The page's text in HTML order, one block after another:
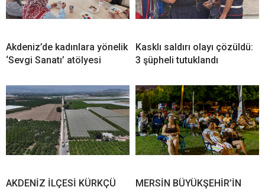
Akdeniz’de kadınlara yönelik
‘Sevgi Sanatı’ atölyesi
Kasklı saldırı olayı çözüldü:
3 şüpheli tutuklandı
AKDENİZ İLÇESİ KÜRKÇÜ
MERSİN BÜYÜKŞEHİR’İN